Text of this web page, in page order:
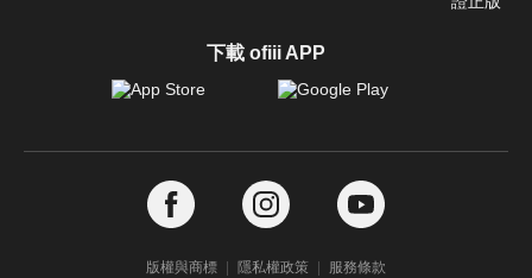
下載 ofiii APP
版權與商標 隱私權政策 服務條款